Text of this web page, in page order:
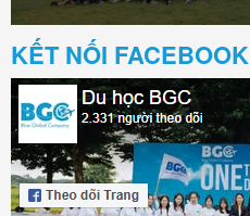
KẾT NỐI FACEBOOK